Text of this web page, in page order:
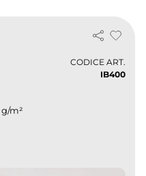
CODICE ART.
IB400
g/m²